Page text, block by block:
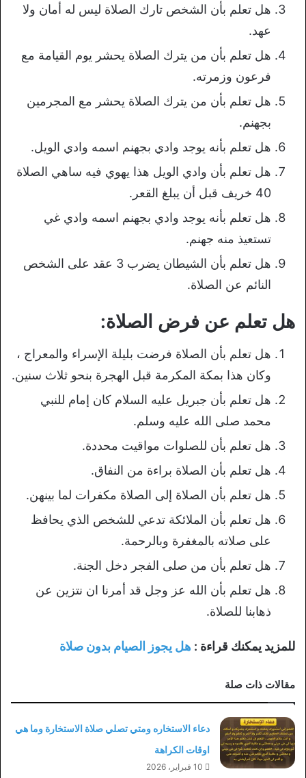
هل تعلم بأن الشخص تارك الصلاة ليس له أمان ولا
عهد.
هل تعلم بأن من يترك الصلاة يحشر يوم القيامة مع
فرعون وزمرته.
هل تعلم بأن من يترك الصلاة يحشر مع المجرمين
بجهنم.
هل تعلم بأنه يوجد وادي بجهنم اسمه وادي الويل.
هل تعلم بأن وادي الويل هذا يهوي فيه ساهي الصلاة
40 خريف قبل أن يبلغ القعر.
هل تعلم بأنه يوجد وادي بجهنم اسمه وادي غي
تستعيذ منه جهنم.
هل تعلم بأن الشيطان يضرب 3 عقد على الشخص
النائم عن الصلاة.
هل تعلم عن فرض الصلاة:
هل تعلم بأن الصلاة فرضت بليلة الإسراء والمعراج ،
وكان هذا بمكة المكرمة قبل الهجرة بنحو ثلاث سنين.
هل تعلم بأن جبريل عليه السلام كان إمام للنبي
محمد صلى الله عليه وسلم.
هل تعلم بأن للصلوات مواقيت محددة.
هل تعلم بأن الصلاة براءة من النفاق.
هل تعلم بأن الصلاة إلى الصلاة مكفرات لما بينهن.
هل تعلم بأن الملائكة تدعي للشخص الذي يحافظ
على صلاته بالمغفرة وبالرحمة.
هل تعلم بأن من صلى الفجر دخل الجنة.
هل تعلم بأن الله عز وجل قد أمرنا ان نتزين عن
ذهابنا للصلاة.
للمزيد يمكنك قراءة : هل يجوز الصيام بدون صلاة
مقالات ذات صلة
دعاء الاستخاره ومتي تصلي صلاة الاستخارة وما هي
اوقات الكراهة
10 فبراير، 2026